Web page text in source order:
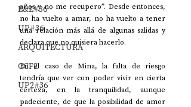
E&E#36
UP#36
ARQUITECTURA
CCF2
UP2#36
años y no me recupero”. Desde entonces,
no ha vuelto a amar, no ha vuelto a tener
una relación más allá de algunas salidas y
declara que no quisiera hacerlo.
En el caso de Mina, la falta de
riesgo
tendría que ver con poder vivir en cierta
certeza, en la tranquilidad, aunque
padeciente, de que la posibilidad de amor